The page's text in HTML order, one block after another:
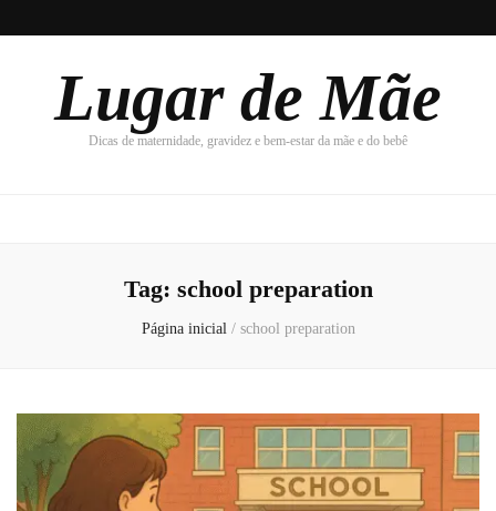
Lugar de Mãe
Dicas de maternidade, gravidez e bem-estar da mãe e do bebê
Tag: school preparation
Página inicial / school preparation